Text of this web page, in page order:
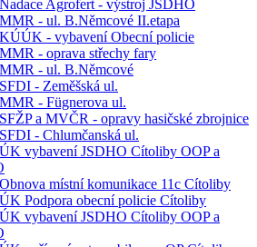
Agrofert - výstroj JSDHO
- ul. B.Němcové II.etapa
- vybavení Obecní policie
- oprava střechy fary
- ul. B.Němcové
- Zeměšská ul.
- Fügnerova ul.
a MVČR - opravy hasičské zbrojnice
- Chlumčanská ul.
vybavení JSDHO Cítoliby OOP a
místní komunikace 11c Cítoliby
Podpora obecní policie Cítoliby
vybavení JSDHO Cítoliby OOP a